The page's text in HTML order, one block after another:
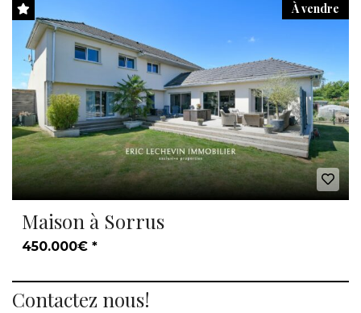
À vendre
Maison à Sorrus
450.000€ *
Contactez nous!